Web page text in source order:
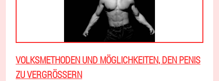
VOLKSMETHODEN UND MÖGLICHKEITEN, DEN PENIS
ZU VERGRÖSSERN